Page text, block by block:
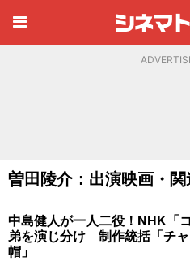
曽田陵介：出演映画・
中島健人が一人二役！NHK「
弟を演じ分け 制作統括「チ
帽」